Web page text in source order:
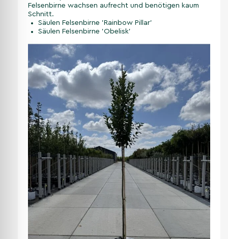
Felsenbirne wachsen aufrecht und benötigen kaum
Schnitt.
Säulen Felsenbirne 'Rainbow Pillar'
Säulen Felsenbirne 'Obelisk'